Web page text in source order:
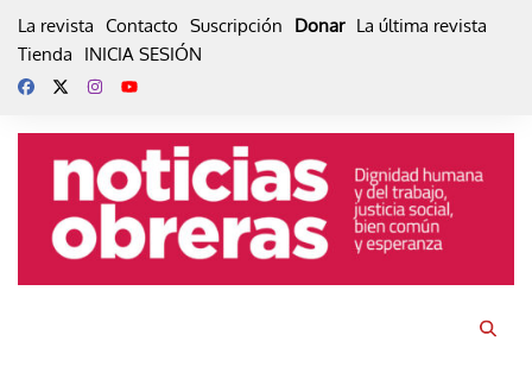
La revista Contacto Suscripción Donar La última revista
Tienda
INICIA SESIÓN